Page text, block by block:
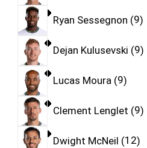
Ryan Sessegnon 9
Dejan Kulusevski 9
Lucas Moura 9
Clement Lenglet 9
Dwight McNeil 12